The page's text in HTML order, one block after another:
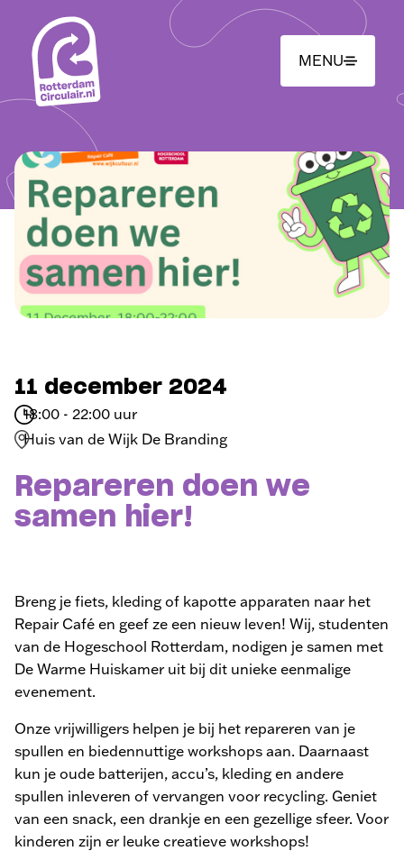
hoofdinhoud
MENU
11 december 2024
18:00 - 22:00 uur
Huis van de Wijk De Branding
Repareren doen we
samen hier!
Breng je fiets, kleding of kapotte apparaten naar het
Repair Café en geef ze een nieuw leven! Wij, studenten
van de Hogeschool Rotterdam, nodigen je samen met
De Warme Huiskamer uit bij dit unieke eenmalige
evenement.
Onze vrijwilligers helpen je bij het repareren van je
spullen en biedennuttige workshops aan. Daarnaast
kun je oude batterijen, accu’s, kleding en andere
spullen inleveren of vervangen voor recycling. Geniet
van een snack, een drankje en een gezellige sfeer. Voor
kinderen zijn er leuke creatieve workshops!